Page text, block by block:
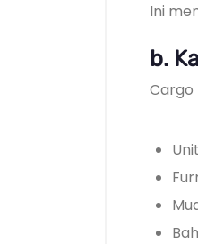
Ini
b.
Cargo